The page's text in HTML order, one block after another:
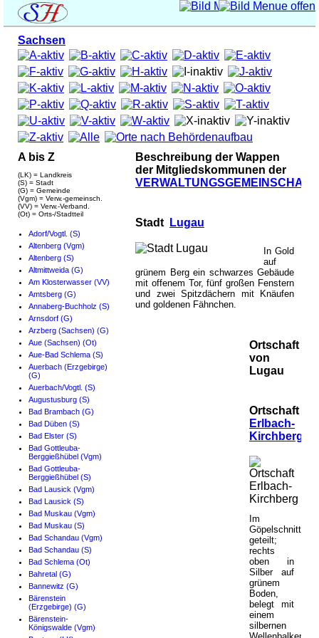
Sachsen
A bis Z
(LK) = Landkreis
(S) = Stadt
(G) = Gemeinde
(Vgm) = Verw.-gemeinsch.
(VV) = Verw.-Verband.
(Ot) = Orts-/Stadtteil
Adorf/Vogtl. (S)
Altenberg (Vgm)
Altenberg (S)
Altmittweida (G)
Am Klosterwasser (VV)
Amtsberg (G)
Annaberg-Buchholz (S)
Arnsdorf (G)
Arzberg (Sachsen) (G)
Aue (Sachsen) (Ot)
Aue-Bad Schlema (S)
Auerbach (Erzgebirge)
(G)
Auerbach/Vogtl. (S)
Augustusburg (S)
Bad Brambach (G)
Bad Düben (S)
Bad Elster (S)
Bad Gottleuba-
Berggießhübel (Vgm)
Bad Gottleuba-
Berggießhübel (S)
Bad Lausick (Vgm)
Bad Lausick (S)
Bad Muskau (Vgm)
Bad Muskau (S)
Bad Schandau (Vgm)
Bad Schandau (S)
Bad Schlema (Ot)
Bahretal (G)
Bannewitz (G)
Bärenstein
(Erzgebirge) (G)
Bärenstein-
Königswalde (Vgm)
Beschreibung der Wappen
der Mitgliedskommunen der
Stadt Lugau
In Gold
auf
grünem Berg ein schwarzes Gebäude
mit offenem Tor, fünf großen Fenstern
und zwei Spitzdächern mit Knäufen
und goldenen Fähnchen.
Ortschaft
von
Lugau
Ortschaft
Erlbach-
Kirchberg
Im
Göpelschnitt
geteilt;
rechts
oben in
Silber auf
grünem
Boden,
belegt mit
einem
silbernen